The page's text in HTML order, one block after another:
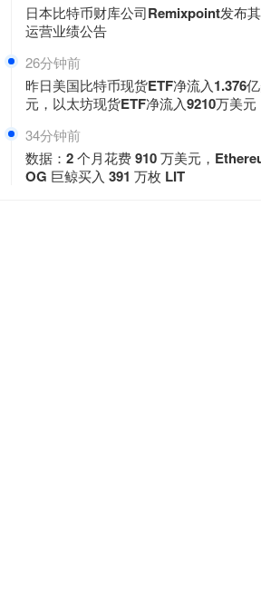
日本比特币财库公司Remixpoint发布
运营业绩公告
26分钟前
昨日美国比特币现货ETF净流入1.376
元，以太坊现货ETF净流入9210万美元
34分钟前
数据：2 个月花费 910 万美元，
OG 巨鲸买入 391 万枚 LIT